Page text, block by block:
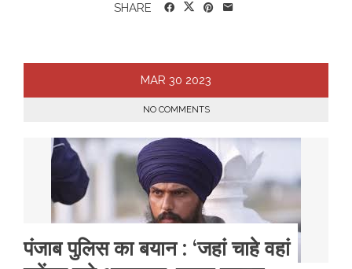
SHARE
MAR 30 2023
NO COMMENTS
पंजाब पुलिस का बयान : ‘जहां चाहे वहां